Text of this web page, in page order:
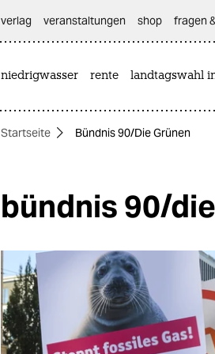
themen
öko
gesellschaft
kultur
sport
verlag
veranstaltungen shop fragen
niedrigwasser rente landtagswahl
Startseite Bündnis 90/Die Grünen
bündnis 90/